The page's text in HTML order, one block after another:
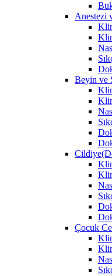
Anestezi
Beyin ve
Çocuk